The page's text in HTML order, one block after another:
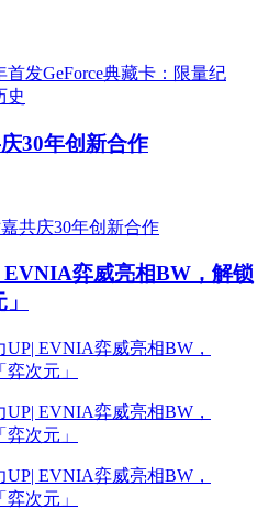
30年创新合作
EVNIA弈威亮相BW，解锁